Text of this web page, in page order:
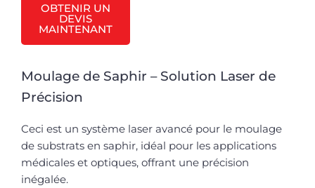
OBTENIR UN
DEVIS
MAINTENANT
Moulage de Saphir – Solution Laser de
Précision
Ceci est un système laser avancé pour le moulage
de substrats en saphir, idéal pour les applications
médicales et optiques, offrant une précision
inégalée.